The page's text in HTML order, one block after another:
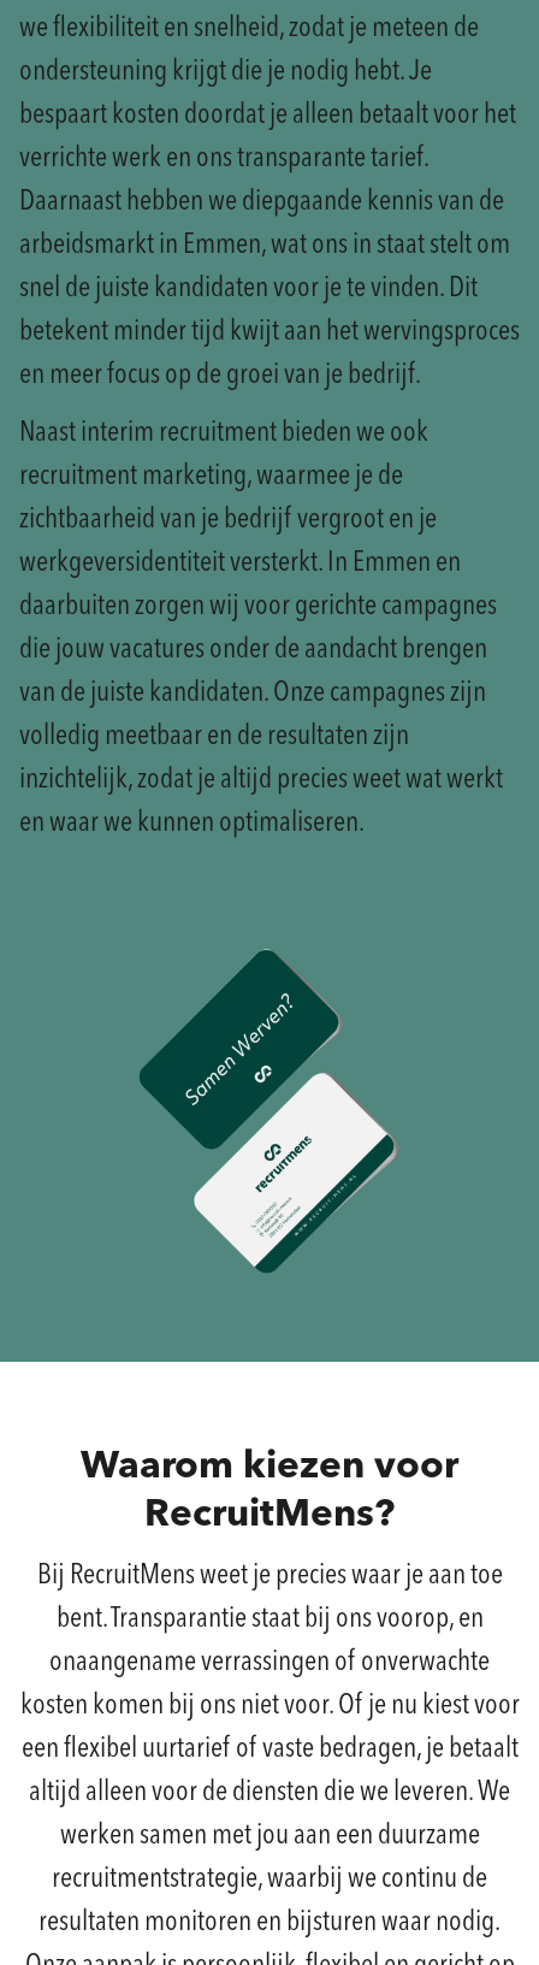
we flexibiliteit en snelheid, zodat je meteen de
ondersteuning krijgt die je nodig hebt. Je
bespaart kosten doordat je alleen betaalt voor het
verrichte werk en ons transparante tarief.
Daarnaast hebben we diepgaande kennis van de
arbeidsmarkt in Emmen, wat ons in staat stelt om
snel de juiste kandidaten voor je te vinden. Dit
betekent minder tijd kwijt aan het wervingsproces
en meer focus op de groei van je bedrijf.
Naast interim recruitment bieden we ook
recruitment marketing, waarmee je de
zichtbaarheid van je bedrijf vergroot en je
werkgeversidentiteit versterkt. In Emmen en
daarbuiten zorgen wij voor gerichte campagnes
die jouw vacatures onder de aandacht brengen
van de juiste kandidaten. Onze campagnes zijn
volledig meetbaar en de resultaten zijn
inzichtelijk, zodat je altijd precies weet wat werkt
en waar we kunnen optimaliseren.
Waarom kiezen voor
RecruitMens?
Bij RecruitMens weet je precies waar je aan toe
bent. Transparantie staat bij ons voorop, en
onaangename verrassingen of onverwachte
kosten komen bij ons niet voor. Of je nu kiest voor
een flexibel uurtarief of vaste bedragen, je betaalt
altijd alleen voor de diensten die we leveren. We
werken samen met jou aan een duurzame
recruitmentstrategie, waarbij we continu de
resultaten monitoren en bijsturen waar nodig.